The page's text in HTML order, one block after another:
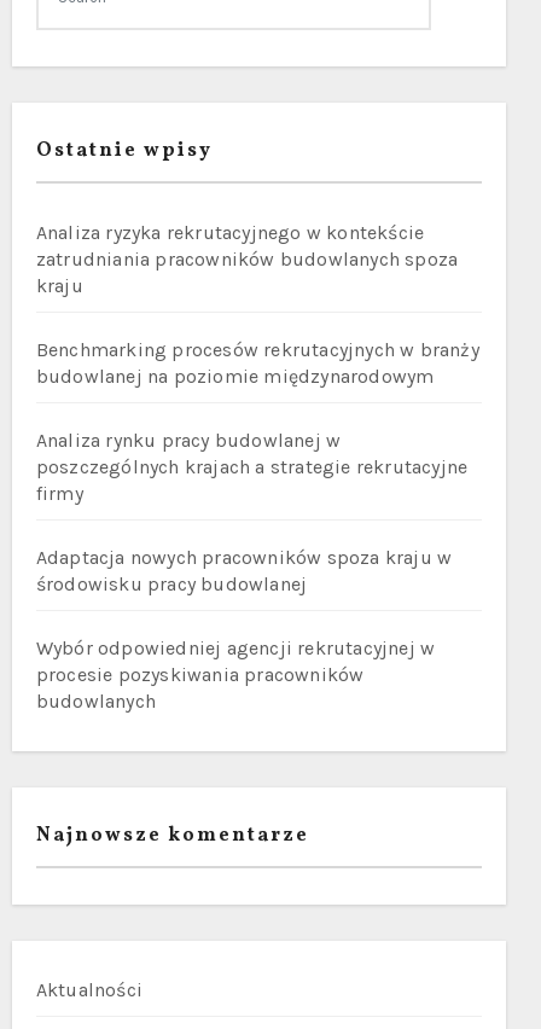
Ostatnie wpisy
Analiza ryzyka rekrutacyjnego w kontekście
zatrudniania pracowników budowlanych spoza
kraju
Benchmarking procesów rekrutacyjnych w branży
budowlanej na poziomie międzynarodowym
Analiza rynku pracy budowlanej w
poszczególnych krajach a strategie rekrutacyjne
firmy
Adaptacja nowych pracowników spoza kraju w
środowisku pracy budowlanej
Wybór odpowiedniej agencji rekrutacyjnej w
procesie pozyskiwania pracowników
budowlanych
Najnowsze komentarze
Aktualności